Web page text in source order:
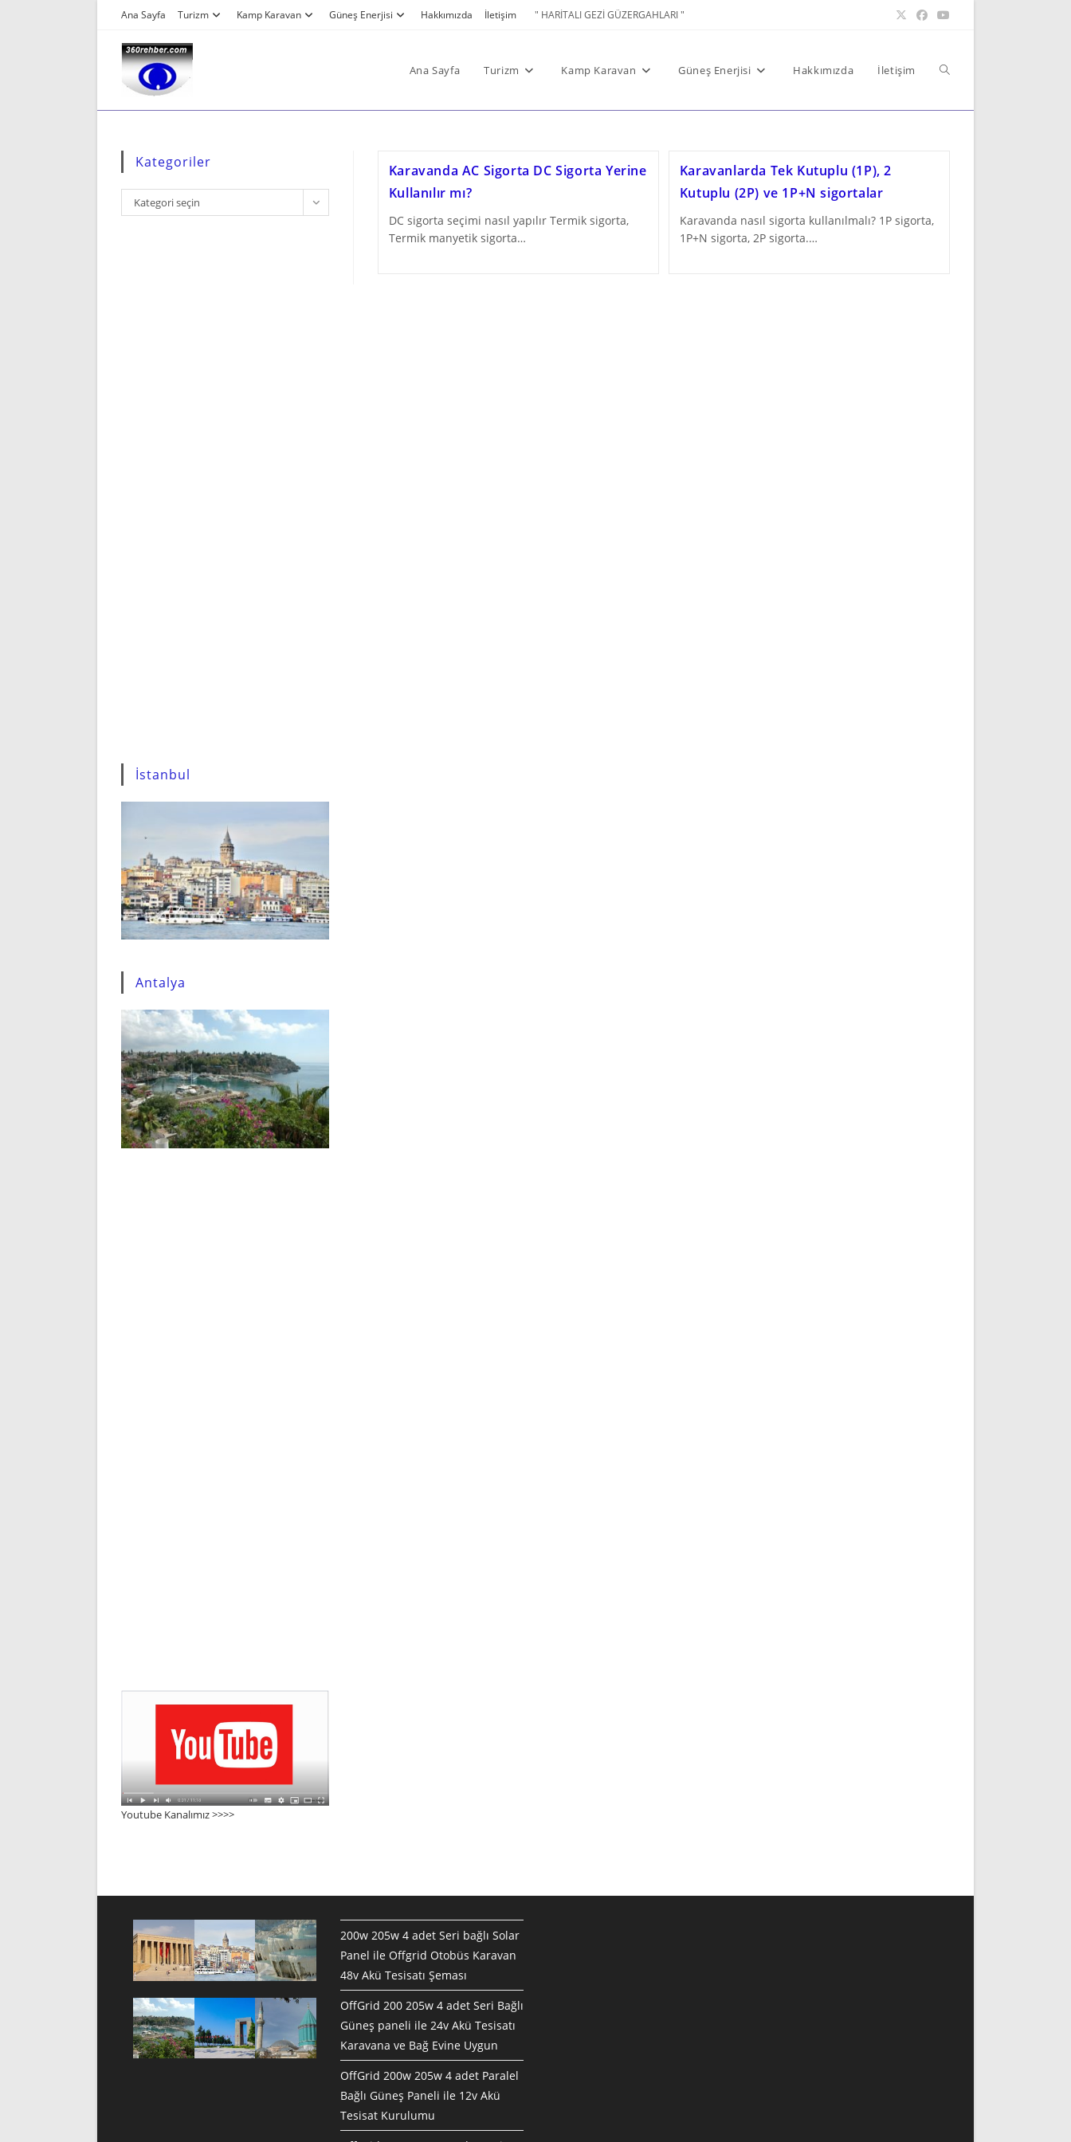
Ana Sayfa Turizm Kamp Karavan Güneş Enerjisi Hakkımızda İletişim " HARİTALI GEZİ GÜZERGAHLARI "
Ana Sayfa Turizm Kamp Karavan Güneş Enerjisi Hakkımızda İletişim Toggle
Karavanda AC Sigorta DC Sigorta Yerine
Kullanılır mı?
DC sigorta seçimi nasıl yapılır Termik sigorta,
Termik manyetik sigorta…
Karavanlarda Tek Kutuplu (1P), 2
Kutuplu (2P) ve 1P+N sigortalar
Karavanda nasıl sigorta kullanılmalı? 1P sigorta,
1P+N sigorta, 2P sigorta.…
Kategoriler
Kategoriler
Kategori seçin
İstanbul
Antalya
Youtube Kanalımız >>>>
200w 205w 4 adet Seri bağlı Solar
Panel ile Offgrid Otobüs Karavan
48v Akü Tesisatı Şeması
OffGrid 200 205w 4 adet Seri Bağlı
Güneş paneli ile 24v Akü Tesisatı
Karavana ve Bağ Evine Uygun
OffGrid 200w 205w 4 adet Paralel
Bağlı Güneş Paneli ile 12v Akü
Tesisat Kurulumu